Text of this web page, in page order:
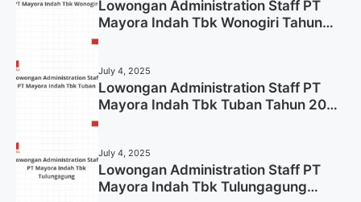
Lowongan Administration Staff PT
Mayora Indah Tbk Wonogiri Tahun
July 4, 2025
Lowongan Administration Staff PT
Mayora Indah Tbk Tuban Tahun 2025
July 4, 2025
Lowongan Administration Staff PT
Mayora Indah Tbk Tulungagung